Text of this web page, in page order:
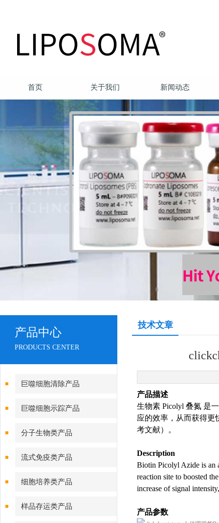
首页 关于我们 新闻动态
产品中心
PRODUCTS CENTER
巨噬细胞清除产品
巨噬细胞示踪产品
分子生物类产品
流式免疫类产品
细胞培养类产品
样品存运类产品
技术文章
产品描述
生物素 Picolyl 叠氮 是
应的效率，从而获得更
考文献）。
Description
Biotin Picolyl Azide is an
reaction site to boosted
increase of signal
产品参数